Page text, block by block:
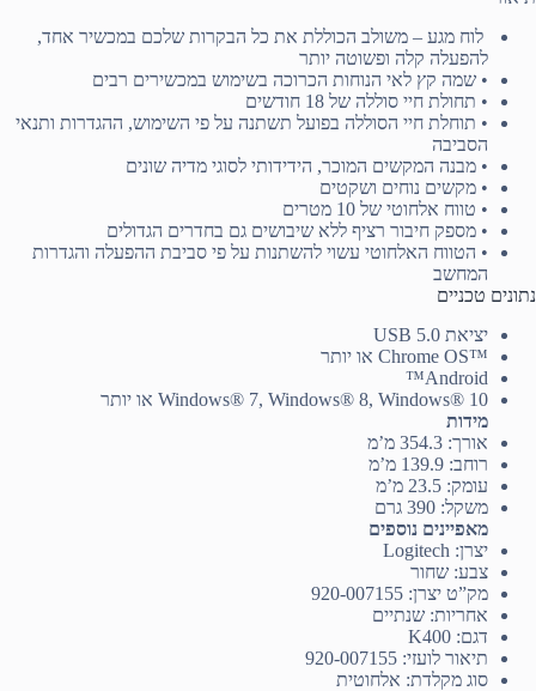
לוח מגע – משולב הכוללת את כל הבקרות שלכם במכשיר אחד,
להפעלה קלה ופשוטה יותר
• שמה קץ לאי הנוחות הכרוכה בשימוש במכשירים רבים
• תחולת חיי סוללה של 18 חודשים
• תוחלת חיי הסוללה בפועל תשתנה על פי השימוש, ההגדרות ותנאי
הסביבה
• מבנה המקשים המוכר, הידידותי לסוגי מדיה שונים
• מקשים נוחים ושקטים
• טווח אלחוטי של 10 מטרים
• מספק חיבור רציף ללא שיבושים גם בחדרים הגדולים
• הטווח האלחוטי עשוי להשתנות על פי סביבת ההפעלה והגדרות
המחשב
נתונים טכניים
יציאת USB 5.0
™Chrome OS או יותר
Android™
Windows® 7, Windows® 8, Windows® 10 או יותר
מידות
אורך: 354.3 מ’מ
רוחב: 139.9 מ’מ
עומק: 23.5 מ’מ
משקל: 390 גרם
מאפיינים נוספים
יצרן: Logitech
צבע: שחור
מק”ט יצרן: 920-007155
אחריות: שנתיים
דגם: K400
תיאור לועזי: 920-007155
סוג מקלדת: אלחוטית